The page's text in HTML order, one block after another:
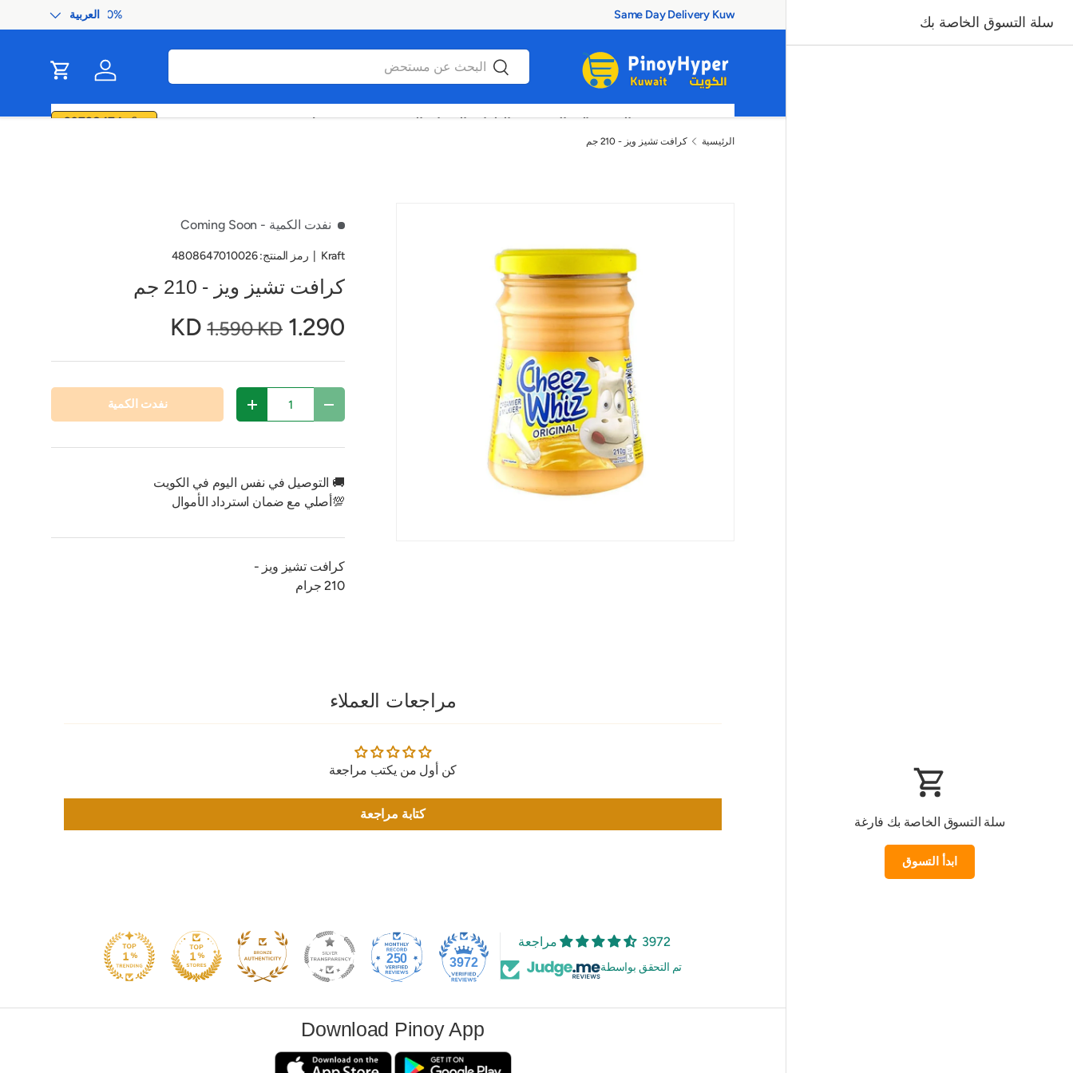
to content
100% Authentic Products اللغة
العربية
بحث
بحث
Log in
Cart
بيت عروض الصحة والجمال الطعام والوجبات الخفيفة متحرك موضة 60728474
الرئيسية كرافت تشيز ويز - 210 جم
نفدت الكمية - Coming Soon
Kraft رمز المنتج: 4808647010026
كرافت تشيز ويز - 210 جم
1.290 KD
1.590 KD
تقليل الكمية زيادة الكمية نفدت الكمية
🚚 التوصيل في نفس اليوم في الكويت
💯أصلي مع ضمان استرداد الأموال
كرافت تشيز ويز -
210 جرام
مراجعات العملاء
كن أول من يكتب مراجعة
كتابة مراجعة
سلة التسوق الخاصة بك
سلة التسوق الخاصة بك فارغة
ابدأ التسوق
3972 مراجعة
تم التحقق بواسطة 3972
250
Download Pinoy App